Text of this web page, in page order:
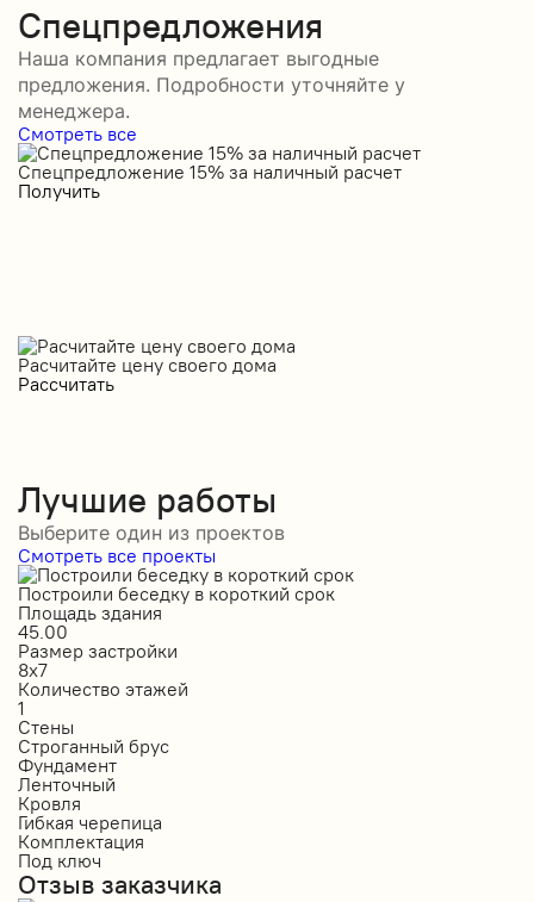
Спецпредложения
Наша компания предлагает выгодные
предложения. Подробности уточняйте у
менеджера.
Смотреть все
Спецпредложение 15% за наличный расчет
Получить
Расчитайте цену своего дома
Рассчитать
Лучшие работы
Выберите один из проектов
Смотреть все проекты
Построили беседку в короткий срок
Площадь здания
45.00
Размер застройки
8х7
Количество этажей
1
Стены
Строганный брус
Фундамент
Ленточный
Кровля
Гибкая черепица
Комплектация
Под ключ
Отзыв заказчика